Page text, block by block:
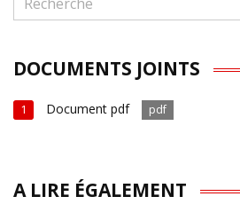
DOCUMENTS JOINTS
1 Document pdf pdf
A LIRE ÉGALEMENT